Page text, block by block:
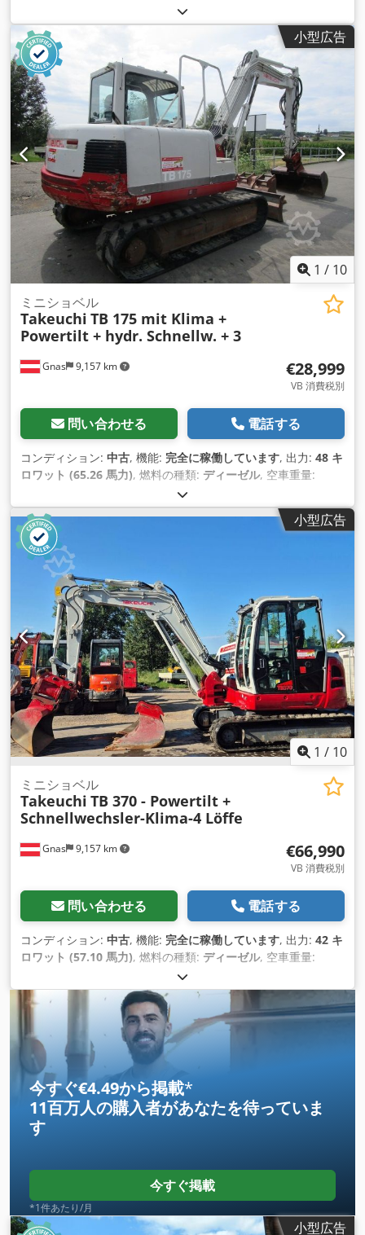
小型広告
1 / 10
Gnas 9,157 km
ミニショベル
Takeuchi TB 175 mit Klima +
Powertilt + hydr. Schnellw. + 3
€28,999
VB 消費税別
問い合わせる 電話する
コンディション: 中古, 機能: 完全に稼働しています, 出力: 48 キ
ロワット (65.26 馬力), 燃料の種類: ディーゼル, 空車重量:
, 製造年:
動方式:Diesel,
小型広告
1 / 10
Gnas 9,157 km
ミニショベル
Takeuchi TB 370 - Powertilt +
Schnellwechsler-Klima-4 Löffe
€66,990
VB 消費税別
問い合わせる 電話する
コンディション: 中古, 機能: 完全に稼働しています, 出力: 42 キ
ロワット (57.10 馬力), 燃料の種類: ディーゼル, 空車重量:
, 製造年:
動方式:Diesel,
今すぐ€4.49から掲載*
11百万人の購入者があなたを待っていま
す
今すぐ掲載
*1件あたり/月
小型広告